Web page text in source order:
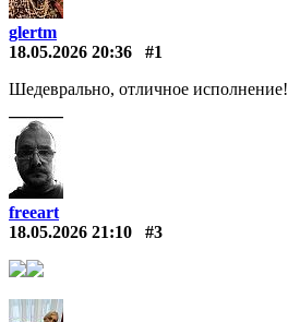
glertm
18.05.2026 20:36
#1
Шедеврально, отличное исполнение!
freeart
18.05.2026 21:10
#3